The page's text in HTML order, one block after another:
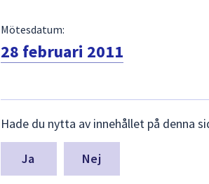
att
välja
något
dem.
Mötesdatum:
28 februari 2011
synpunkter
för
denna
Hade du nytta av innehållet på denna
Nej